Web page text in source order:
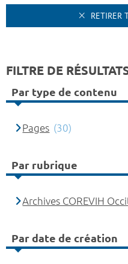
RETIRER
FILTRE DE
Par type de contenu
Pages (30)
Par rubrique
Archives COREVIH
Par date de création